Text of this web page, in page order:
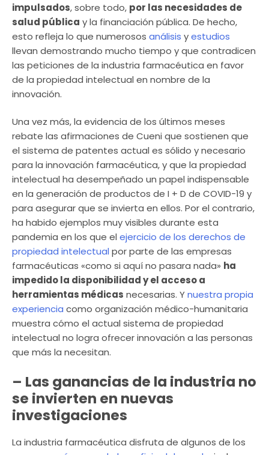
impulsados, sobre todo, por las necesidades de
salud pública y la financiación pública. De hecho,
esto refleja lo que numerosos análisis yestudios
llevan demostrando mucho tiempo y que contradicen
las peticiones de la industria farmacéutica en favor
de la propiedad intelectual en nombre de la
innovación.
Una vez más, la evidencia de los últimos meses
rebate las afirmaciones de Cueni que sostienen que
el sistema de patentes actual es sólido y necesario
para la innovación farmacéutica, y que la propiedad
intelectual ha desempeñado un papel indispensable
en la generación de productos de I + D de COVID-19 y
para asegurar que se invierta en ellos. Por el contrario,
ha habido ejemplos muy visibles durante esta
pandemia en los que el ejercicio de los derechos de
propiedad intelectual por parte de las empresas
farmacéuticas «como si aquí no pasara nada» ha
impedido la disponibilidad y el acceso a
herramientas médicas necesarias. Ynuestra propia
experiencia como organización médico-humanitaria
muestra cómo el actual sistema de propiedad
intelectual no logra ofrecer innovación a las personas
que más la necesitan.
– Las ganancias de la industria no
se invierten en nuevas
investigaciones
La industria farmacéutica disfruta de algunos de los